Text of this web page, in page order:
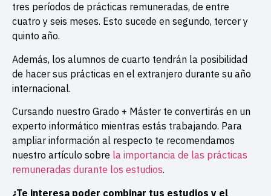
tres períodos de prácticas remuneradas, de entre
cuatro y seis meses. Esto sucede en segundo, tercer y
quinto año.
Además, los alumnos de cuarto tendrán la posibilidad
de hacer sus prácticas en el extranjero durante su año
internacional.
Cursando nuestro Grado + Máster te convertirás en un
experto informático mientras estás trabajando. Para
ampliar información al respecto te recomendamos
nuestro artículo sobre la importancia de las prácticas
remuneradas durante los estudios.
¿Te interesa poder combinar tus estudios y el